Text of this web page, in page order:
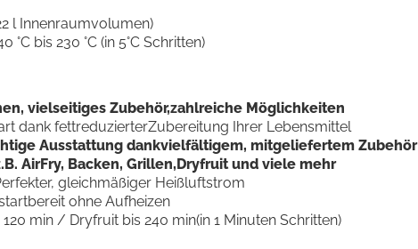
l Innenraumvolumen)
bis 230 °C (in 5°C Schritten)
vielseitiges Zubehör,zahlreiche Möglichkeiten
dank fettreduzierterZubereitung Ihrer Lebensmittel
Ausstattung dankvielfältigem, mitgeliefertem Zubehör
AirFry, Backen, Grillen,Dryfruit und viele mehr
gleichmäßiger Heißluftstrom
ohne Aufheizen
min / Dryfruit bis 240 min(in 1 Minuten Schritten)